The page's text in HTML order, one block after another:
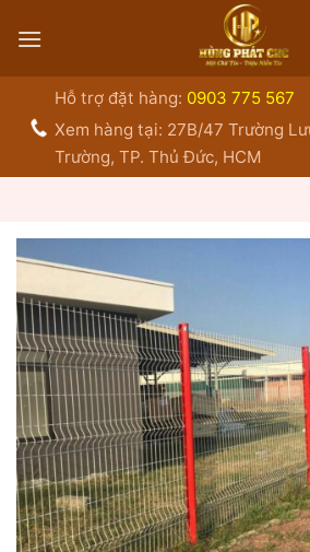
qua
Hỗ trợ đặt hàng: 0903 775 567
Xem hàng tại: 27B/47 Trường
Trường, TP. Thủ Đức, HCM